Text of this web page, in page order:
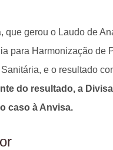
que gerou o Laudo de
para Harmonização de
e o resultado
do resultado, a
caso à Anvisa.